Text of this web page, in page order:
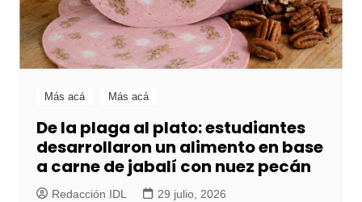
Más acá Más acá
De la plaga al plato: estudiantes
desarrollaron un alimento en base
a carne de jabalí con nuez pecán
Redacción IDL 29 julio, 2026